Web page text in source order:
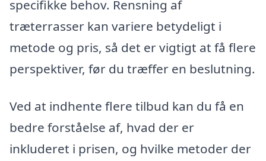
specifikke behov. Rensning af
træterrasser kan variere betydeligt i
metode og pris, så det er vigtigt at få flere
perspektiver, før du træffer en beslutning.
Ved at indhente flere tilbud kan du få en
bedre forståelse af, hvad der er
inkluderet i prisen, og hvilke metoder der